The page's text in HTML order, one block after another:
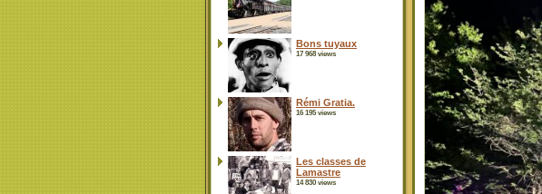
Bons tuyaux
17 968 views
Rémi Gratia.
16 195 views
Les classes de
Lamastre
14 830 views